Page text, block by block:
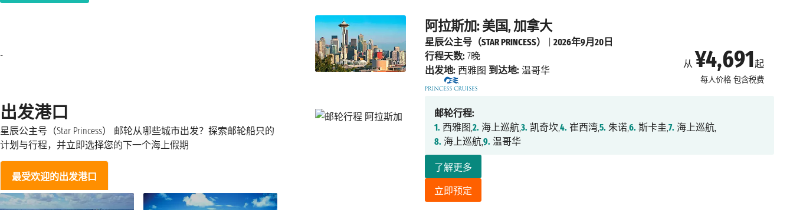
阿拉斯加: 美国, 加拿大
从 ¥4,691起
每人价格 包含税费
了解更多
立即预定
星辰公主号（STAR PRINCESS） |2026年9月20日
行程天数: 7晚
出发地: 西雅图 到达地: 温哥华
邮轮行程:
1. 西雅图,2. 海上巡航,3. 凯奇坎,4. 崔西湾,5. 朱诺,6. 斯卡圭,7. 海上巡航,
8. 海上巡航,9. 温哥华
出发港口
星辰公主号（Star Princess） 邮轮从哪些城市出发？探索邮轮船只的
计划与行程，并立即选择您的下一个海上假期
最受欢迎的出发港口
-